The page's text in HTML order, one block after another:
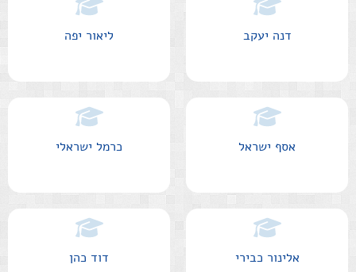
דנה יעקב ליאור יפה
אסף ישראל כרמל ישראלי
אלינור כבירי דוד כהן